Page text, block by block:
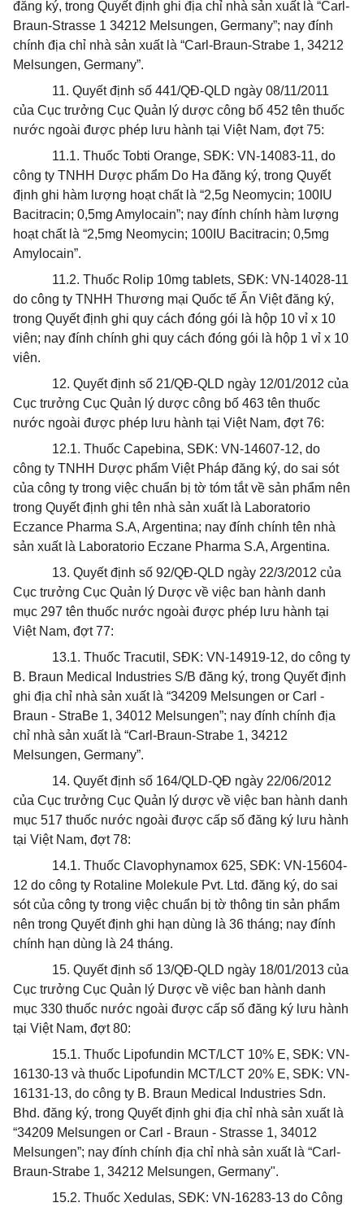
đăng ký, trong Quyết định ghi địa chỉ nhà sản xuất là “Carl-
Braun-Strasse 1 34212 Melsungen, Germany”; nay đính
chính địa chỉ nhà sản xuất là “Carl-Braun-Strabe 1, 34212
Melsungen, Germany”.
11. Quyết định số 441/QĐ-QLD ngày 08/11/2011
của Cục trưởng Cục Quản lý dược công bố 452 tên thuốc
nước ngoài được phép lưu hành tại Việt Nam, đợt 75:
11.1. Thuốc Tobti Orange, SĐK: VN-14083-11, do
công ty TNHH Dược phẩm Do Ha đăng ký, trong Quyết
định ghi hàm lượng hoạt chất là “2,5g Neomycin; 100IU
Bacitracin; 0,5mg Amylocain”; nay đính chính hàm lượng
hoạt chất là “2,5mg Neomycin; 100IU Bacitracin; 0,5mg
Amylocain”.
11.2. Thuốc Rolip 10mg tablets, SĐK: VN-14028-11
do công ty TNHH Thương mại Quốc tế Ấn Việt đăng ký,
trong Quyết định ghi quy cách đóng gói là hộp 10 vỉ x 10
viên; nay đính chính ghi quy cách đóng gói là hộp 1 vỉ x 10
viên.
12. Quyết định số 21/QĐ-QLD ngày 12/01/2012 của
Cục trưởng Cục Quản lý dược công bố 463 tên thuốc
nước ngoài được phép lưu hành tại Việt Nam, đợt 76:
12.1. Thuốc Capebina, SĐK: VN-14607-12, do
công ty TNHH Dược phẩm Việt Pháp đăng ký, do sai sót
của công ty trong việc chuẩn bị tờ tóm tắt về sản phẩm nên
trong Quyết định ghi tên nhà sản xuất là Laboratorio
Eczance Pharma S.A, Argentina; nay đính chính tên nhà
sản xuất là Laboratorio Eczane Pharma S.A, Argentina.
13. Quyết định số 92/QĐ-QLD ngày 22/3/2012 của
Cục trưởng Cục Quản lý Dược về việc ban hành danh
mục 297 tên thuốc nước ngoài được phép lưu hành tại
Việt Nam, đợt 77:
13.1. Thuốc Tracutil, SĐK: VN-14919-12, do công ty
B. Braun Medical Industries S/B đăng ký, trong Quyết định
ghi địa chỉ nhà sản xuất là “34209 Melsungen or Carl -
Braun - StraBe 1, 34012 Melsungen”; nay đính chính địa
chỉ nhà sản xuất là “Carl-Braun-Strabe 1, 34212
Melsungen, Germany”.
14. Quyết định số 164/QLD-QĐ ngày 22/06/2012
của Cục trưởng Cục Quản lý dược về việc ban hành danh
mục 517 thuốc nước ngoài được cấp số đăng ký lưu hành
tại Việt Nam, đợt 78:
14.1. Thuốc Clavophynamox 625, SĐK: VN-15604-
12 do công ty Rotaline Molekule Pvt. Ltd. đăng ký, do sai
sót của công ty trong việc chuẩn bị tờ thông tin sản phẩm
nên trong Quyết định ghi hạn dùng là 36 tháng; nay đính
chính hạn dùng là 24 tháng.
15. Quyết định số 13/QĐ-QLD ngày 18/01/2013 của
Cục trưởng Cục Quản lý Dược về việc ban hành danh
mục 330 thuốc nước ngoài được cấp số đăng ký lưu hành
tại Việt Nam, đợt 80:
15.1. Thuốc Lipofundin MCT/LCT 10% E, SĐK: VN-
16130-13 và thuốc Lipofundin MCT/LCT 20% E, SĐK: VN-
16131-13, do công ty B. Braun Medical Industries Sdn.
Bhd. đăng ký, trong Quyết định ghi địa chỉ nhà sản xuất là
“34209 Melsungen or Carl - Braun - Strasse 1, 34012
Melsungen”; nay đính chính địa chỉ nhà sản xuất là “Carl-
Braun-Strabe 1, 34212 Melsungen, Germany".
15.2. Thuốc Xedulas, SĐK: VN-16283-13 do Công